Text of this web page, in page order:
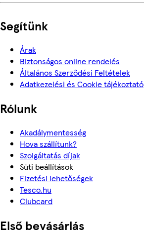
Segítünk
Árak
Biztonságos online rendelés
Általános Szerződési Feltételek
Adatkezelési és Cookie tájékoztató
Rólunk
Akadálymentesség
Hova szállítunk?
Szolgáltatás díjak
Süti beállítások
Fizetési lehetőségek
Tesco.hu
Clubcard
Első bevásárlás